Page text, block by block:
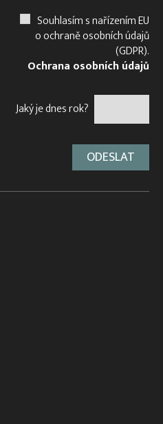
Souhlasím s nařízením EU
o ochraně osobních údajů
(GDPR).
Ochrana osobních údajů
Jaký je dnes rok?